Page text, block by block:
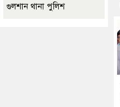
গুলশান থানা পুলিশ